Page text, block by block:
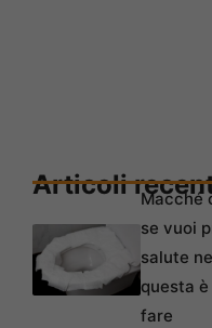
Articoli
Macché
se vuoi
salute
questa è
fare